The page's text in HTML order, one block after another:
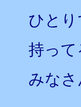
ひと
持って
みなさ